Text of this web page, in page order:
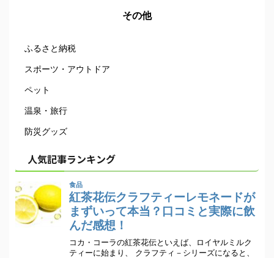
その他
ふるさと納税
スポーツ・アウトドア
ペット
温泉・旅行
防災グッズ
人気記事ランキング